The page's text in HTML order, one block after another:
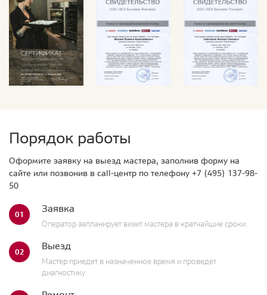
Порядок работы
Оформите заявку на выезд мастера, заполнив форму на
сайте или позвонив в call-центр по телефону +7 (495) 137-98-
50
01 Заявка
Оператор запланирует визит мастера в кратчайшие сроки.
02 Выезд
Мастер приедет в назначенное время и проведет
диагностику